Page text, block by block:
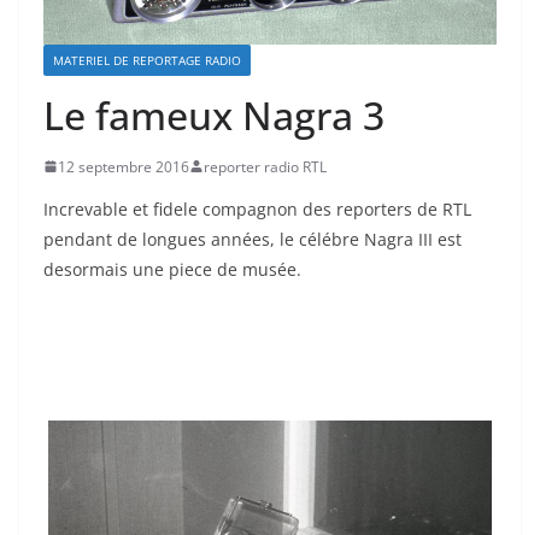
MATERIEL DE REPORTAGE RADIO
Le fameux Nagra 3
12 septembre 2016 reporter radio RTL
Increvable et fidele compagnon des reporters de RTL
pendant de longues années, le célébre Nagra III est
desormais une piece de musée.